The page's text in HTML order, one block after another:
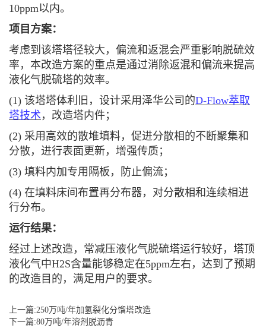
10ppm以内。
项目方案：
考虑到该塔塔径较大，偏流和返混会严重影响脱硫效
率，本改造方案的重点是通过消除返混和偏流来提高
液化气脱硫塔的效率。
(1) 该塔塔体利旧，设计采用泽华公司的D-Flow萃取
塔技术 ，改造塔内件；
(2) 采用高效的散堆填料，促进分散相的不断聚集和
分散，进行表面更新，增强传质；
(3) 填料内加专用隔板，防止偏流；
(4) 在填料床间布置再分布器，对分散相和连续相进
行分布。
运行结果：
经过上述改造，常减压液化气脱硫塔运行较好，塔顶
液化气中H2S含量能够稳定在5ppm左右，达到了预期
的改造目的，满足用户的要求。
上一篇:250万吨/年加氢裂化分馏塔改造
下一篇:80万吨/年溶剂脱沥青